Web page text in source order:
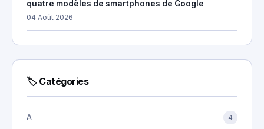
quatre modèles de smartphones de Google
04 Août 2026
🏷 Catégories
A 4